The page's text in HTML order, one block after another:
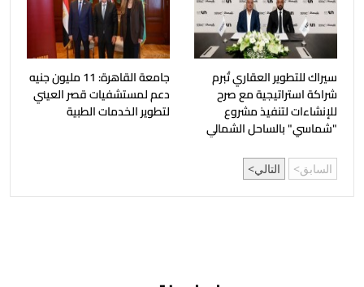
سيراك للتطوير العقاري تُبرم
شراكة استراتيجية مع صرح
للإنشاءات لتنفيذ مشروع
"شماسي" بالساحل الشمالي
جامعة القاهرة: 11 مليون جنيه
دعم لمستشفيات قصر العيني
لتطوير الخدمات الطبية
السابق التالي